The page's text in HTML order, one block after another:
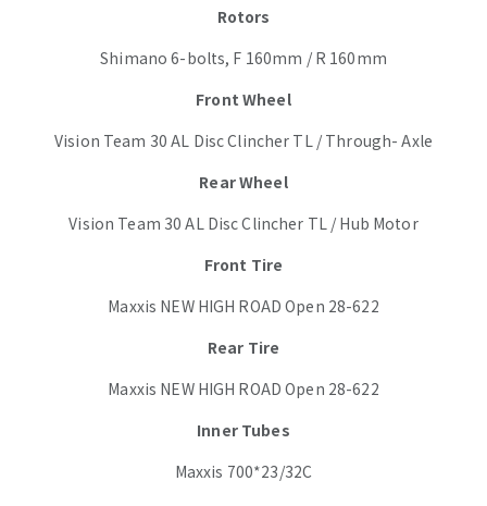
Rotors
Shimano 6-bolts, F 160mm / R 160mm
Front Wheel
Vision Team 30 AL Disc Clincher TL / Through- Axle
Rear Wheel
Vision Team 30 AL Disc Clincher TL / Hub Motor
Front Tire
Maxxis NEW HIGH ROAD Open 28-622
Rear Tire
Maxxis NEW HIGH ROAD Open 28-622
Inner Tubes
Maxxis 700*23/32C